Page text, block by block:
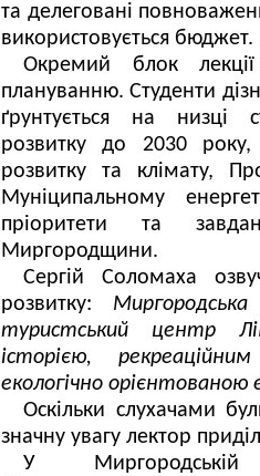
та делеговані
використовується бюджет.
Окремий блок лекції
плануванню. Студенти
ґрунтується на низці
розвитку до 2030 року,
розвитку та клімату,
Муніципальному
пріоритети та
Миргородщини.
Сергій Соломаха
розвитку:
туристський центр
історією,
екологічно орієнтованою
Оскільки слухачами
значну увагу лектор
У